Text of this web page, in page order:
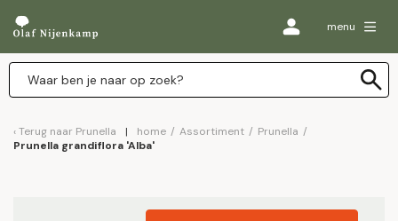
menu
Terug naar Prunella home / Assortiment / Prunella /
Prunella grandiflora 'Alba'